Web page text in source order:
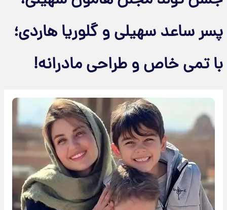
پسر ساعد سهیلی و گلوریا هاردی؛
با تمی خاص و طراحی مادرانه!